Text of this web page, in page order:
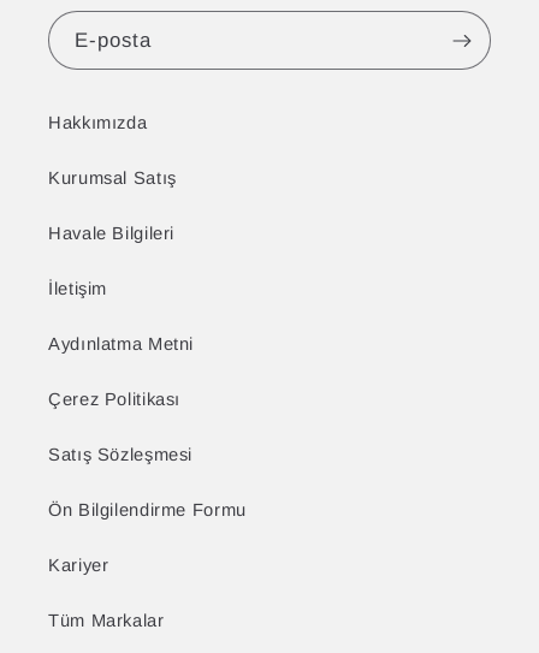
E-posta
Hakkımızda
Kurumsal Satış
Havale Bilgileri
İletişim
Aydınlatma Metni
Çerez Politikası
Satış Sözleşmesi
Ön Bilgilendirme Formu
Kariyer
Tüm Markalar